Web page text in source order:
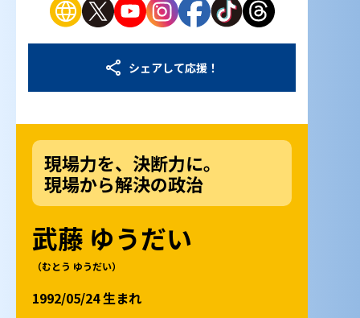
シェアして応援！
現場力を、決断力に。
現場から解決の政治
武藤 ゆうだい
（むとう ゆうだい）
1992/05/24 生まれ